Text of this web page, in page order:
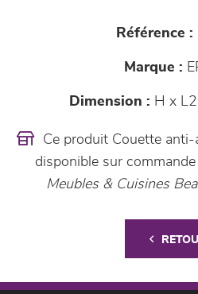
Référence :
Marque :
Dimension : H x
Ce produit Couette
disponible sur
Meubles & Cuisines